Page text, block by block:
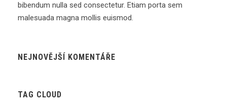
bibendum nulla sed consectetur. Etiam porta sem
malesuada magna mollis euismod.
NEJNOVĚJŠÍ KOMENTÁŘE
TAG CLOUD